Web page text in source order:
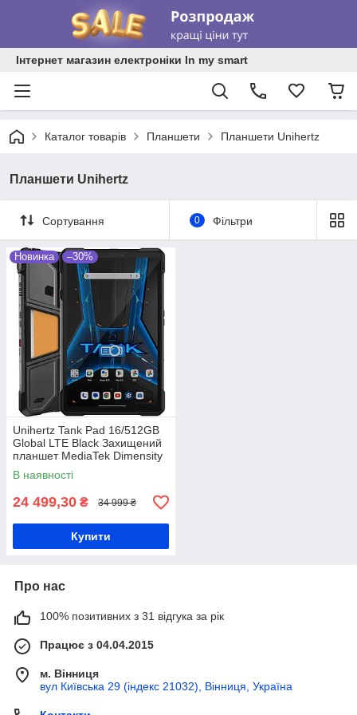
Інтернет магазин електроніки In my smart
Каталог товарів Планшети Планшети Unihertz
Планшети Unihertz
Сортування 0 Фільтри
Новинка –30%
Unihertz Tank Pad 16/512GB
Global LTE Black Захищений
планшет MediaTek Dimensity
8200 21000 мАг
В наявності
24 499,30 ₴ 34 999 ₴
Купити
Про нас
100% позитивних з 31 відгука за рік
Працює з 04.04.2015
м. Вінниця
вул Київська 29 (індекс 21032), Вінниця, Україна